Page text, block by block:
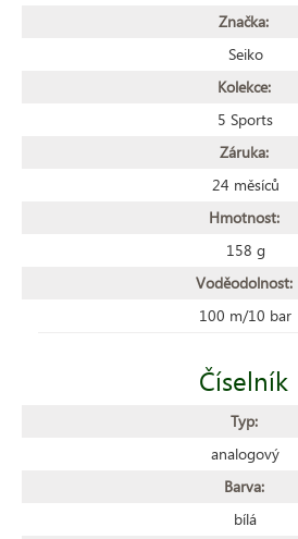
Značka:
Seiko
Kolekce:
5 Sports
Záruka:
24 měsíců
Hmotnost:
158 g
Voděodolnost:
100 m/10 bar
Číselník
Typ:
analogový
Barva:
bílá